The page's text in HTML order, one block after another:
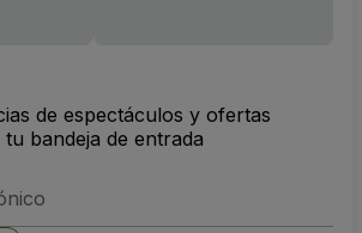
de espectáculos y ofertas
bandeja de entrada